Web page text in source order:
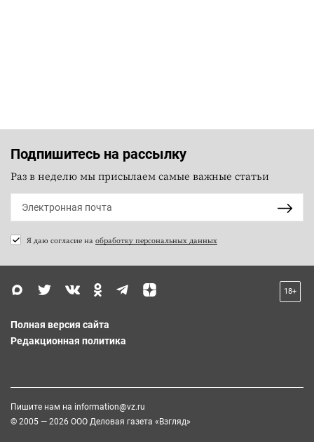
Подпишитесь на рассылку
Раз в неделю мы присылаем самые важные статьи
Я даю согласие на обработку персональных данных
18+
Полная версия сайта
Редакционная политика
Пишите нам на information@vz.ru
© 2005 — 2026 ООО Деловая газета «Взгляд»